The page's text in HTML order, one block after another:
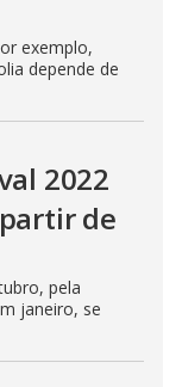
exemplo,
depende de
2022
de
pela
janeiro, se